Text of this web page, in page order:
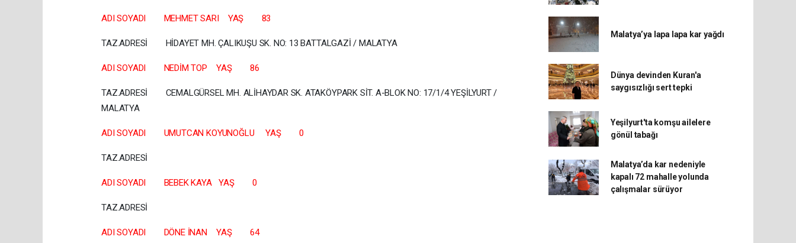
ADI SOYADI MEHMET SARI YAŞ 83
TAZ.ADRESİ HİDAYET MH. ÇALIKUŞU SK. NO: 13 BATTALGAZİ / MALATYA
ADI SOYADI NEDİM TOP YAŞ 86
TAZ.ADRESİ CEMALGÜRSEL MH. ALİHAYDAR SK. ATAKÖYPARK SİT. A-BLOK NO: 17/1/4 YEŞİLYURT /
MALATYA
ADI SOYADI UMUTCAN KOYUNOĞLU YAŞ 0
TAZ.ADRESİ
ADI SOYADI BEBEK KAYA YAŞ 0
TAZ.ADRESİ
ADI SOYADI DÖNE İNAN YAŞ 64
Malatya’ya lapa lapa kar yağdı
Dünya devinden Kuran'a
saygısızlığı sert tepki
Yeşilyurt'ta komşu ailelere
gönül tabağı
Malatya’da kar nedeniyle
kapalı 72 mahalle yolunda
çalışmalar sürüyor